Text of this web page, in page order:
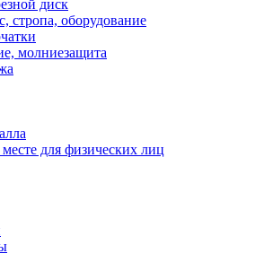
диск
стропа, оборудование
молниезащита
месте для физических лиц